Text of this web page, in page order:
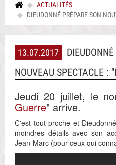
ACTUALITÉS
DIEUDONNÉ PRÉPARE SON
13.07.2017
NOUVEAU SPECTACLE :
Jeudi 20 juillet, le
Guerre" arrive.
C'est tout proche et
moindres détails avec son
Jean-Marc (pour ceux qui